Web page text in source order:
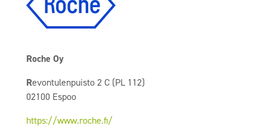
Roche Oy
Revontulenpuisto 2 C (PL 112)
02100 Espoo
https://www.roche.fi/